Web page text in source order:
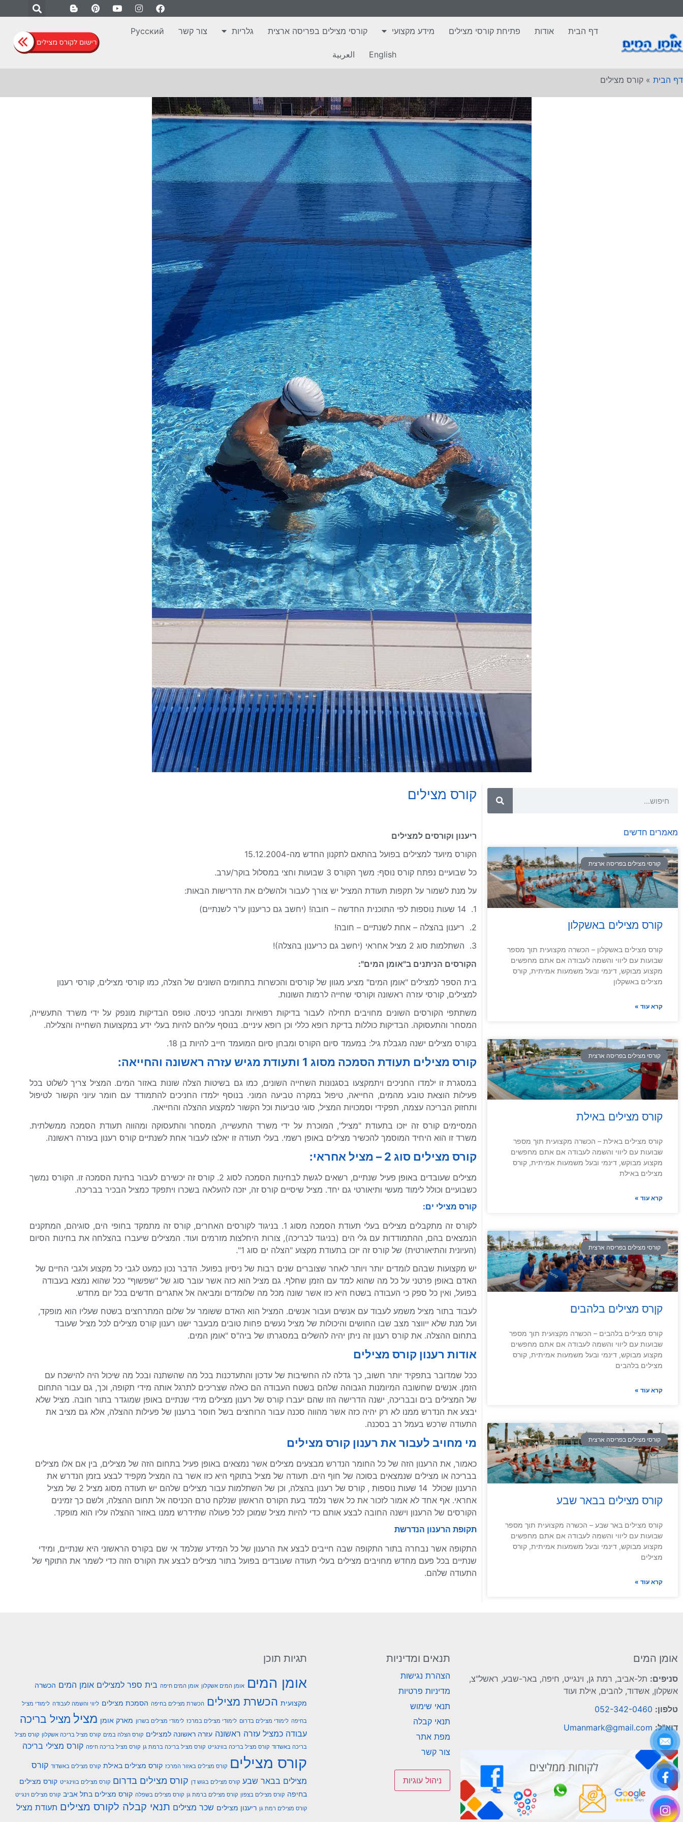
דף הבית אודות פתיחת קורסי מצילים מידע מקצועי קורסי מצילים בפריסה ארצית גלריות צור קשר Русский
English العربية
דף הבית » קורס מצילים
מאמרים חדשים
קורסי מצילים בפריסה ארצית
קורס מצילים באשקלון
קורס מצילים באשקלון – הכשרה מקצועית תוך מספר
שבועות עם ליווי והשמה לעבודה אם אתם מחפשים
מקצוע מבוקש, דינמי ובעל משמעות אמיתית, קורס
מצילים באשקלון
קרא עוד »
קורסי מצילים בפריסה ארצית
קורס מצילים באילת
קורס מצילים באילת – הכשרה מקצועית תוך מספר
שבועות עם ליווי והשמה לעבודה אם אתם מחפשים
מקצוע מבוקש, דינמי ובעל משמעות אמיתית, קורס
מצילים באילת
קרא עוד »
קורסי מצילים בפריסה ארצית
קןרס מצילים בלהבים
קורס מצילים בלהבים – הכשרה מקצועית תוך מספר
שבועות עם ליווי והשמה לעבודה אם אתם מחפשים
מקצוע מבוקש, דינמי ובעל משמעות אמיתית, קורס
מצילים בלהבים
קרא עוד »
קורסי מצילים בפריסה ארצית
קורס מצילים בבאר שבע
קורס מצילים באר שבע – הכשרה מקצועית תוך מספר
שבועות עם ליווי והשמה לעבודה אם אתם מחפשים
מקצוע מבוקש, דינמי ובעל משמעות אמיתית, קורס
מצילים
קרא עוד »
קורס מצילים
ריענון וקורסים למצילים
הקורס מיועד למצילים בפועל בהתאם לתקנון החדש מה-15.12.2004
כל שבועיים נפתח קורס נוסף: משך הקורס 3 שבועות וחצי במסלול בוקר/ערב.
על מנת לשמור על תקפות תעודת המציל יש צורך לעבור ולהשלים את הדרישות הבאות:
1. 14 שעות נוספות לפי התוכנית החדשה – חובה! (יחשב גם כריענון ע"ר לשנתיים)
2. ריענון בהצלה – אחת לשנתיים – חובה!
3. השתלמות סוג 2 מציל אחראי (יחשב גם כריענון בהצלה)!
הקורסים הניתנים ב"אומן המים":
בית הספר למצילים "אומן המים" מציע מגוון של קורסים והכשרות בתחומים השונים של הצלה, כמו קורסי מצילים, קורסי רענון
למצילים, קורסי עזרה ראשונה וקורסי שחייה לרמות השונות.
משתתפי הקורסים השונים מחויבים תחילה לעבור בדיקות רפואיות ומבחני כניסה. טופס הבדיקות מונפק על ידי משרד התעשייה,
המסחר והתעסוקה. הבדיקות כוללות בדיקת רופא כללי וכן רופא עיניים. בנוסף עליהם להיות בעלי ידע במקצועות השחייה והצלילה.
בקורס מצילים ישנה מגבלת גיל: במעמד סיום הקורס ומבחן סיום המועמד חייב להיות בן 18.
קורס מצילים תעודת הסמכה מסוג 1 ותעודת מגיש עזרה ראשונה והחייאה:
במסגרת זו ילמדו החניכים ויתמקצעו בסגנונות השחייה השונים, כמו גם בשיטות הצלה שונות באזור המים. המציל צריך לשלוט בכל
פעילות הוצאת טובע מהמים, החייאה, טיפול במקרה טביעה המוני. בנוסף ילמדו החניכים להתמודד עם חומר עיוני הקשור לטיפול
ותחזוק הבריכה עצמה, תפקידי וסמכויות המציל, סוגי טביעות וכל הקשור למקצוע ההצלה והחייאה.
המסיימים קורס זה יזכו בתעודת "מציל", המוכרת על ידי משרד התעשייה, המסחר והתעסוקה ומהווה תעודת הסמכה ממשלתית.
משרד זו הוא היחיד המוסמך להכשיר מצילים באופן רשמי. בעלי תעודה זו יאלצו לעבור אחת לשנתיים קורס רענון בעזרה ראשונה.
קורס מצילים סוג 2 – מציל אחראי:
מצילים שעובדים באופן פעיל שנתיים, רשאים לגשת לבחינות הסמכה לסוג 2. קורס זה יכשירם לעבור בחינת הסמכה זו. הקורס נמשך
כשבועיים וכולל לימוד מעשי ותיאורטי גם יחד. מציל שיסיים קורס זה, יזכה להעלאה בשכרו ויתפקד כמציל הבכיר בבריכה.
קורס מצילי ים:
לקורס זה מתקבלים מצילים בעלי תעודת הסמכה מסוג 1. בניגוד לקורסים האחרים, קורס זה מתמקד בחופי הים, סוגיהם, המתקנים
הנמצאים בהם, ההתמודדות עם גלי הים (בניגוד לבריכה), צורות היחלצות מזרמים ועוד. המצילים שיעברו בהצלחה את בחינות הסיום
(העיונית והתיאורטית) של קורס זה יזכו בתעודת מקצוע "הצלה ים סוג 1".
יש מקצועות שבהם לומדים יותר ויותר לאחר שצוברים שנים רבות של ניסיון בפועל. הדבר נכון כמעט לגבי כל מקצוע ולגבי החיים של
האדם באופן פרטני על כל מה שהוא למד עם הזמן שחלף. גם מציל הוא כזה אשר עובר סוג של "שפשוף" ככל שהוא נמצא בעבודה
בפועל, ואין כל ספק כי העבודה בשטח היא כזו אשר שונה מכל מה שלומדים ומביאה אל אתגרים חדשים בכל יום מחדש.
לעבוד בתור מציל משמע לעבוד עם אנשים ועבור אנשים. המציל הוא האדם ששומר על שלום המתרחצים בשטח שעליו הוא מופקד,
ועל מנת שלא ייווצר מצב שבו החושים והיכולות של מציל נעשים פחות טובים מבעבר ישנו רענון קורס מצילים לכל מציל שעובד
בתחום ההצלה. את קורס רענון זה ניתן יהיה להשלים במסגרתו של ביה"ס "אומן המים.
אודות רענון קורס מצילים
ככל שמדובר בתפקיד יותר חשוב, כך גדלה לה החשיבות של עדכון והתעדכנות בכל מה שהשתנה ובכל מה שיכול היה להישכח עם
הזמן. אנשים שחשובה המיומנות הגבוהה שלהם בשטח העבודה הם כאלה שצריכים לתרגל אותה מידי תקופה, וכך, גם עבור התחום
של המצילים בים ובבריכה, ישנה הדרישה הזו שהם יעברו קורס של רענון מצילים מידי שנתיים באופן שמוגדר בתור חובה. מציל שלא
יבצע את הנדרש ממנו לא רק יהיה כזה אשר מהווה סכנה עבור הרוחצים בשל חוסר ברענון של פעילות ההצלה, אלא גם מציב את
התעודה שרכש בעמל רב בסכנה.
מי מחויב לעבור את רענון קורס מצילים
כאמור, את הרענון הזה של כל החומר הנדרש מבצעים מצילים אשר נמצאים באופן פעיל בתחום הזה של מצילים, בין אם אלו מצילים
בבריכה או מצילים שנמצאים בסוכה של חוף הים. תעודה של מציל בתוקף היא כזו אשר בה המציל מקפיד לבצע בזמן הנדרש את
הרענון שכולל 14 שעות נוספות , קורס של רענון בהצלה, וכן של השתלמות עבור מצילים שלהם יש תעודה מסוג מציל 2 של מציל
אחראי. אף אחד לא אמור לזכור את כל אשר נלמד בעת הקורס הראשון שנלקח טרם הכניסה אל תחום ההצלה, ולשם כך זמינים
הקורסים של הרענון וישנה החובה לבצע אותם כדי להיות מציל שמוכן לכל פעולה שתידרש ממנו באזור ההצלה עליו הוא מופקד.
תקופת הרענון הנדרשת
התקופה אשר נבחרה בתור התקופה שבה חייבים לבצע את הרענון של כל המידע שנלמד אי שם בקורס הראשוני היא שנתיים, ומידי
שנתיים בכל פעם מחדש מחויבים מצילים בעלי תעודה שעובדים בפועל בתור מצילים לבצע את הקורס הזה כדי לשמר את התוקף של
התעודה שלהם.
אומן המים
סניפים: תל-אביב, רמת גן, וינגייט, חיפה, באר-שבע, ראשל"צ,
אשקלון, אשדוד, להבים, אילת ועוד
טלפון: 052-342-0460
דוא"ל: Umanmark@gmail.com
תנאים ומדיניות
הצהרת נגישות
מדיניות פרטיות
תנאי שימוש
תנאי קבלה
מפת אתר
צור קשר
ניהול עוגיות
תגיות תוכן
אומן המים אומן המים אשקלון אומן המים חיפה בית ספר למצילים אומן המים הכשרה
מקצועית הכשרת מצילים הכשרת מצילים בחיפה הסמכת מצילים ליווי והשמה לעבודה לימודי מציל
בחיפה לימודי מצילים בדרום לימודי מצילים במרכז לימודי מצילים בשרון מארק אומן מציל מציל בריכה
עבודה כמציל עזרה ראשונה עזרה ראשונה למצילים קורס הצלה במים קורס מציל בריכה אשקלון קורס מציל
בריכה באשדוד קורס מציל בריכה בווינגייט קורס מציל בריכה ברמת גן קורס מציל בריכה חיפה קורס מצילי בריכה
קורס מצילים קורס מצילים באזור המרכז קורס מצילים באילת קורס מצילים באשדוד קורס
מצילים בבאר שבע קורס מצילים בגוש דן קורס מצילים בדרום קורס מצילים בווינגייט קורס מצילים
בחיפה קורס מצילים בצפון קורס מצילים ברמת גן קורס מצילים בשפלה קורס מצילים בתל אביב קורס מצילים וינגייט
קורס מצילים רמת גן ריענון מצילים שכר מצילים תנאי קבלה לקורס מצילים תעודת מציל